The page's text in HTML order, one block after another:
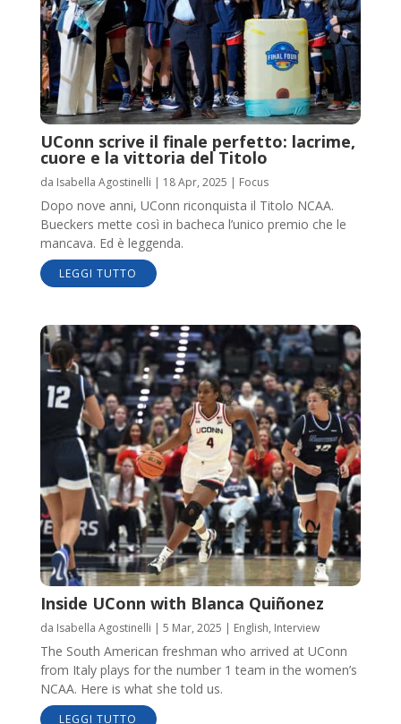
UConn scrive il finale perfetto: lacrime,
cuore e la vittoria del Titolo
da Isabella Agostinelli | 18 Apr, 2025 | Focus
Dopo nove anni, UConn riconquista il Titolo NCAA.
Bueckers mette così in bacheca l’unico premio che le
mancava. Ed è leggenda.
LEGGI TUTTO
Inside UConn with Blanca Quiñonez
da Isabella Agostinelli | 5 Mar, 2025 | English, Interview
The South American freshman who arrived at UConn
from Italy plays for the number 1 team in the women’s
NCAA. Here is what she told us.
LEGGI TUTTO